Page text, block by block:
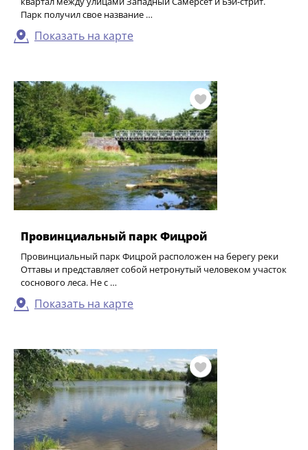
Парк получил свое название …
Показать на карте
Провинциальный парк Фицрой
Провинциальный парк Фицрой расположен на берегу реки
Оттавы и представляет собой нетронутый человеком участок
соснового леса. Не с …
Показать на карте